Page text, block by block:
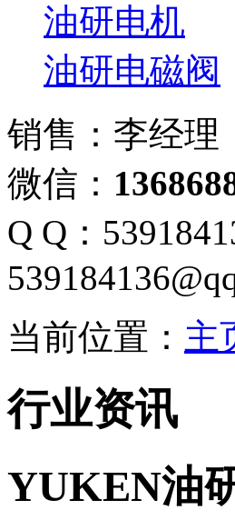
油研电机
油研电磁阀
销售：李经理
微信：
Q Q：
当前位置： 主
行业资讯
YUKEN油